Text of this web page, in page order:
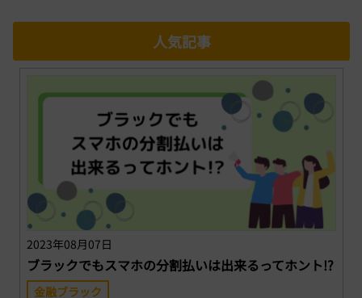
人気記事
2023年08月07日
ブラックでもスマホの分割払いは出来るってホント!?
金融ブラック